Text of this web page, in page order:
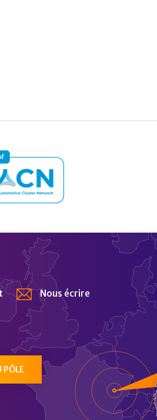
Futur
Nous écrire
PÔLE